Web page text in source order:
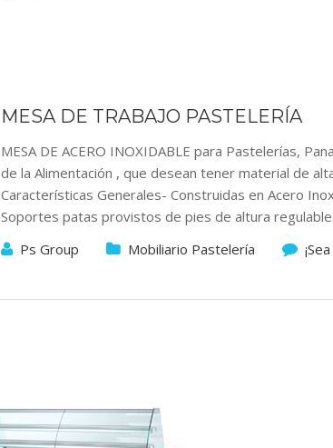
MESA DE TRABAJO PASTELERÍA
MESA DE ACERO INOXIDABLE para Pastelerías,
de la Alimentación , que desean tener material de
Características Generales- Construidas en Acero
Soportes patas provistos de pies de altura
Ps Group
Mobiliario Pastelería